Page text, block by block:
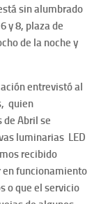
sin alumbrado
y 8, plaza de
de la noche y
entrevistó al
quien
de Abril se
luminarias LED
recibido
en funcionamiento
o que el servicio